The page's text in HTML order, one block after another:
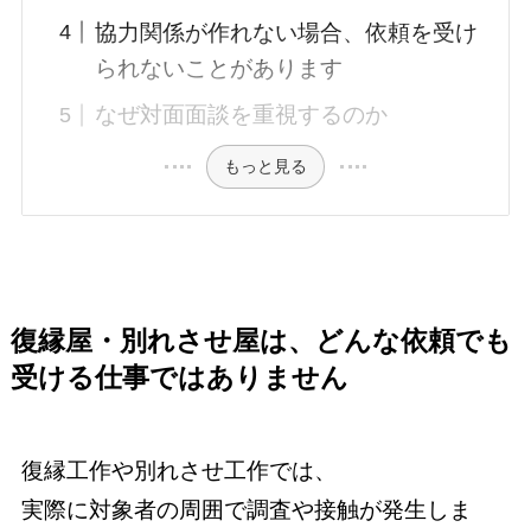
協力関係が作れない場合、依頼を受け
られないことがあります
なぜ対面面談を重視するのか
もっと見る
復縁屋・別れさせ屋は、どんな依頼でも
受ける仕事ではありません
復縁工作や別れさせ工作では、
実際に対象者の周囲で調査や接触が発生しま